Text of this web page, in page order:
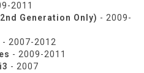
2011
Generation Only) - 2009-
- 2007-2012
- 2009-2011
- 2007